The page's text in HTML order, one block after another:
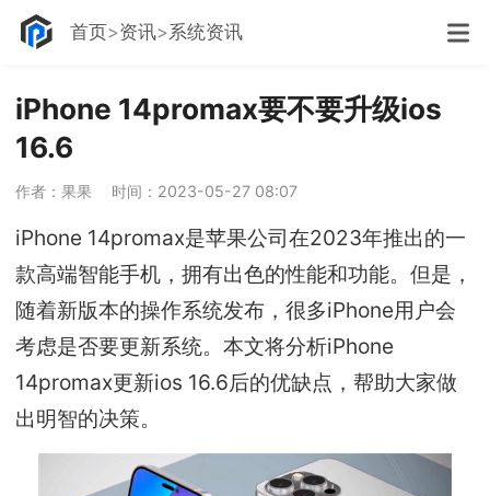
首页 资讯 系统资讯
iPhone 14promax要不要升级ios
16.6
作者：果果 时间：2023-05-27 08:07
iPhone 14promax是苹果公司在2023年推出的一
款高端智能手机，拥有出色的性能和功能。但是，
随着新版本的操作系统发布，很多iPhone用户会
考虑是否要更新系统。本文将分析iPhone
14promax更新ios 16.6后的优缺点，帮助大家做
出明智的决策。